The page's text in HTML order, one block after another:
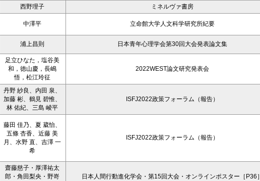
西野理子 ミネルヴァ書房
中澤平 立命館大学人文科学研究所紀要
浦上昌則 日本青年心理学会第30回大会発表論文集
足立ひなた，塩谷美
和，徳山慶，長嶋
悟，松江玲征
2022WEST論文研究発表会
丹野 紗良、内田 泉、
加藤 彬、鶴見 碧惟、
林 佑紀、三島 崚平
ISFJ2022政策フォーラム（報告）
藤田 佳乃、夏 葳怡、
五條 杏香、近藤 美
月、水野 直、吉澤 一
希
ISFJ2022政策フォーラム（報告）
齋藤慈子・厚澤祐太
郎・角田梨央・野嵜
日本人間行動進化学会・第15回大会・オンラインポスター［P36］